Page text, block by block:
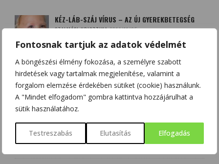
Fontosnak tartjuk az adatok védelmét
A böngészési élmény fokozása, a személyre szabott
hirdetések vagy tartalmak megjelenítése, valamint a
forgalom elemzése érdekében sütiket (cookie) használunk.
A "Mindet elfogadom" gombra kattintva hozzájárulhat a
sütik használatához.
Testreszabás Elutasítás Elfogadás
KÉZ-LÁB-SZÁJ VÍRUS – AZ ÚJ GYEREKBETEGSÉG
SZALMÁSI KRISZTINA 2014/11/05
A QUERCETIN (KVERCETIN) ÉS A D-VITAMIN –
SZÖVETSÉGESEK A KORONAVÍRUS ELLEN?
HAJAS BEATRIX - SZOBOSZLAI KRISZTINA 2020/03/20
BOLDOGSÁGUNK NÉGY FORRÁSA: DOPAMIN,
ENDORFIN, SZEROTONIN ÉS OXITOCIN